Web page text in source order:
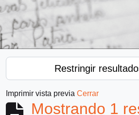
Restringir
Imprimir vista previa Cerrar
Mostrando 1